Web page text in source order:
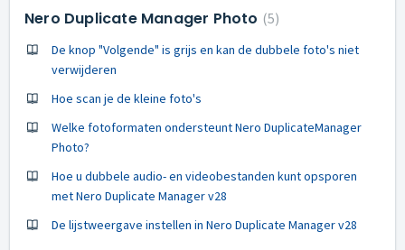
Nero Duplicate Manager Photo 5
De knop "Volgende" is grijs en kan de dubbele foto's niet
verwijderen
Hoe scan je de kleine foto's
Welke fotoformaten ondersteunt Nero DuplicateManager
Photo?
Hoe u dubbele audio- en videobestanden kunt opsporen
met Nero Duplicate Manager v28
De lijstweergave instellen in Nero Duplicate Manager v28